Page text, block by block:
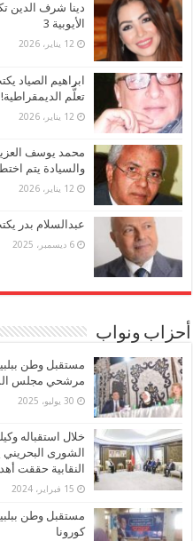
دينا شرف الدين
الأيوبية 3
12 يناير، 2026
ابراهيم الصياد
تعلُّم الديمقراطية!
12 يناير، 2026
محمد يوسف
والسيادة يتم
12 يناير، 2026
عبدالسلام بدر
6 ديسمبر، 2025
أحزاب ونواب
مستقبل وطن
مرشحي مجلس
30 يوليو، 2025
خلال استقباله
الشورى البحريني
النقابية حققت
15 فبراير، 2024
مستقبل وطن
كورونا